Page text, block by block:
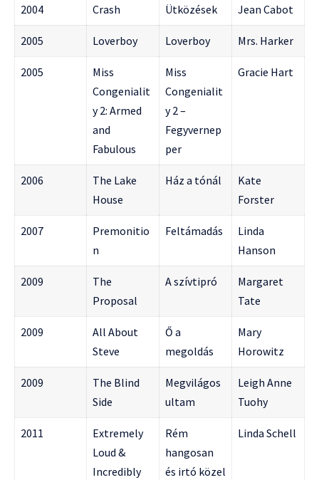
2004 Crash Ütközések Jean Cabot
2005 Loverboy Loverboy Mrs. Harker
2005
Miss
Congenialit
y 2: Armed
and
Fabulous
Miss
Congenialit
y 2 –
Fegyvernep
per
Gracie Hart
2006
The Lake
House
Ház a tónál
Kate
Forster
2007
Premonitio
n
Feltámadás
Linda
Hanson
2009
The
Proposal
A szívtipró
Margaret
Tate
2009
All About
Steve
Ő a
megoldás
Mary
Horowitz
2009
The Blind
Side
Megvilágos
ultam
Leigh Anne
Tuohy
2011
Extremely
Loud &
Incredibly
Rém
hangosan
és irtó közel
Linda Schell